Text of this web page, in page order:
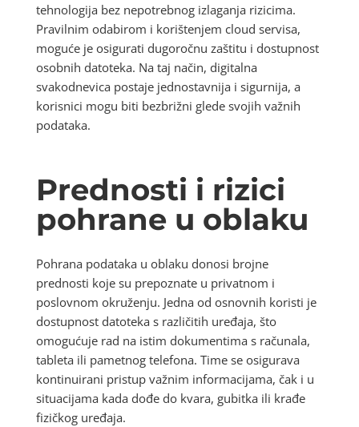
tehnologija bez nepotrebnog izlaganja rizicima.
Pravilnim odabirom i korištenjem cloud servisa,
moguće je osigurati dugoročnu zaštitu i dostupnost
osobnih datoteka. Na taj način, digitalna
svakodnevica postaje jednostavnija i sigurnija, a
korisnici mogu biti bezbrižni glede svojih važnih
podataka.
Prednosti i rizici
pohrane u oblaku
Pohrana podataka u oblaku donosi brojne
prednosti koje su prepoznate u privatnom i
poslovnom okruženju. Jedna od osnovnih koristi je
dostupnost datoteka s različitih uređaja, što
omogućuje rad na istim dokumentima s računala,
tableta ili pametnog telefona. Time se osigurava
kontinuirani pristup važnim informacijama, čak i u
situacijama kada dođe do kvara, gubitka ili krađe
fizičkog uređaja.